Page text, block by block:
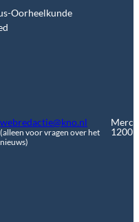
Oorheelkunde
webredactie@kno.nl
(alleen voor vragen over het
nieuws)
1200